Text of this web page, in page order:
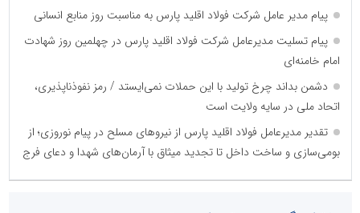
پیام مدیر عامل شرکت فولاد اقلید پارس به مناسبت روز منابع انسانی
پیام تسلیت مدیرعامل شرکت فولاد اقلید پارس در چهلمین روز شهادت
امام خامنه‌ای
دشمن بداند چرخ تولید با این حملات نمی‌ایستد / رمز نفوذناپذیری،
اتحاد ملی در سایه ولایت است
تقدیر مدیرعامل فولاد اقلید پارس از نیروهای مسلح در پیام نوروزی؛ از
بومی‌سازی و ساخت داخل تا تجدید میثاق با آرمان‌های شهدا و دعای فرج